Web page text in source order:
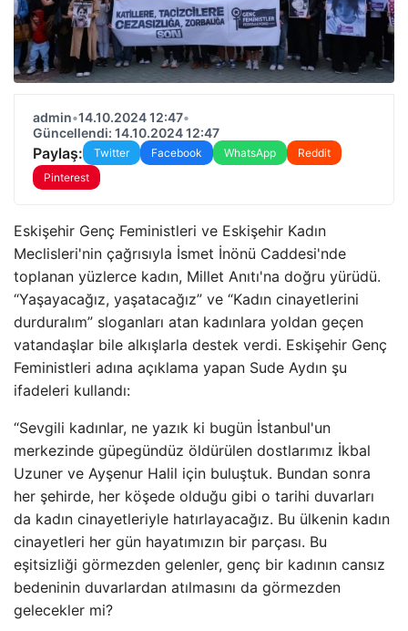
admin•14.10.2024 12:47•
Güncellendi: 14.10.2024 12:47
Paylaş: Twitter Facebook WhatsApp
Reddit
Pinterest
Eskişehir Genç Feministleri ve Eskişehir Kadın
Meclisleri'nin çağrısıyla İsmet İnönü Caddesi'nde
toplanan yüzlerce kadın, Millet Anıtı'na doğru yürüdü.
“Yaşayacağız, yaşatacağız” ve “Kadın cinayetlerini
durduralım” sloganları atan kadınlara yoldan geçen
vatandaşlar bile alkışlarla destek verdi. Eskişehir Genç
Feministleri adına açıklama yapan Sude Aydın şu
ifadeleri kullandı:
“Sevgili kadınlar, ne yazık ki bugün İstanbul'un
merkezinde güpegündüz öldürülen dostlarımız İkbal
Uzuner ve Ayşenur Halil için buluştuk. Bundan sonra
her şehirde, her köşede olduğu gibi o tarihi duvarları
da kadın cinayetleriyle hatırlayacağız. Bu ülkenin kadın
cinayetleri her gün hayatımızın bir parçası. Bu
eşitsizliği görmezden gelenler, genç bir kadının cansız
bedeninin duvarlardan atılmasını da görmezden
gelecekler mi?